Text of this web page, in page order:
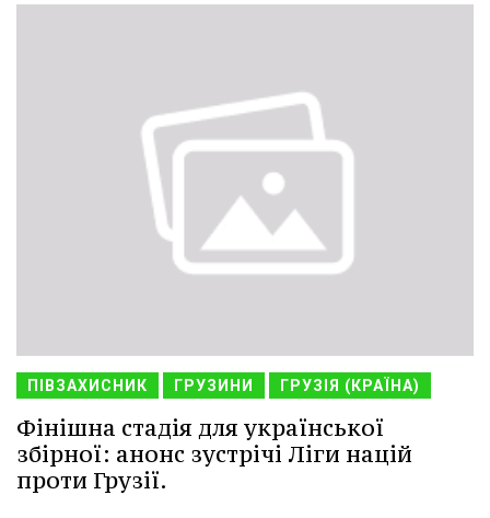
ПІВЗАХИСНИК ГРУЗИНИ ГРУЗІЯ (КРАЇНА)
Фінішна стадія для української
збірної: анонс зустрічі Ліги націй
проти Грузії.